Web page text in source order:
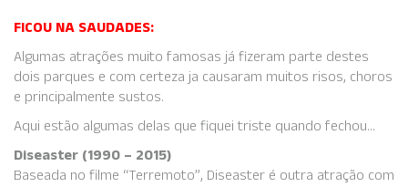
FICOU NA SAUDADES:
Algumas atrações muito famosas já fizeram parte destes
dois parques e com certeza ja causaram muitos risos, choros
e principalmente sustos.
Aqui estão algumas delas que fiquei triste quando fechou…
Diseaster (1990 – 2015)
Baseada no filme “Terremoto”, Diseaster é outra atração com